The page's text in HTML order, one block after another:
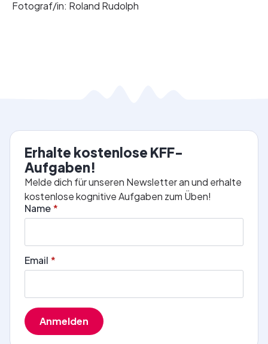
Fotograf/in: Roland Rudolph
Erhalte kostenlose KFF-
Aufgaben!
Melde dich für unseren Newsletter an und erhalte
kostenlose kognitive Aufgaben zum Üben!
Name*
Email *
Anmelden